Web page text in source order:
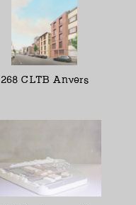
268 CLTB Anvers